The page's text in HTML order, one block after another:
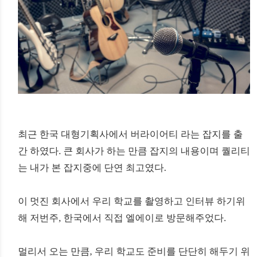
최근 한국 대형기획사에서 버라이어티 라는 잡지를 출
간 하였다. 큰 회사가 하는 만큼 잡지의 내용이며 퀄리티
는 내가 본 잡지중에 단연 최고였다.
이 멋진 회사에서 우리 학교를 촬영하고 인터뷰 하기위
해 저번주, 한국에서 직접 엘에이로 방문해주었다.
멀리서 오는 만큼, 우리 학교도 준비를 단단히 해두기 위